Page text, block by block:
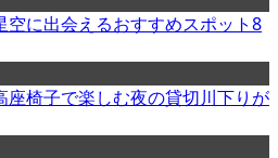
空に出会えるおすすめスポット8
座椅子で楽しむ夜の貸切川下りが